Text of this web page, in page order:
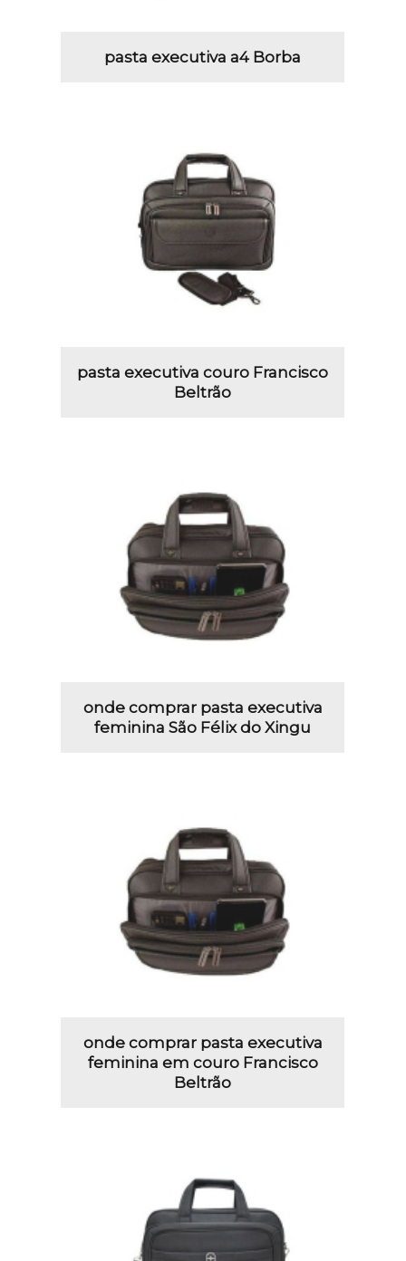
pasta executiva a4 Borba
pasta executiva couro Francisco
Beltrão
onde comprar pasta executiva
feminina São Félix do Xingu
onde comprar pasta executiva
feminina em couro Francisco
Beltrão